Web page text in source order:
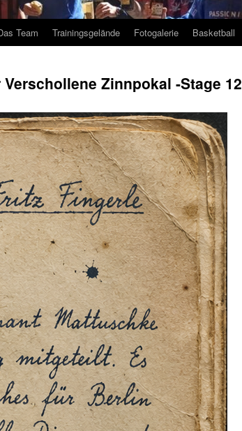
Team Trainingsgelände Fotogalerie Basketball
Zinnpokal -Stage 12